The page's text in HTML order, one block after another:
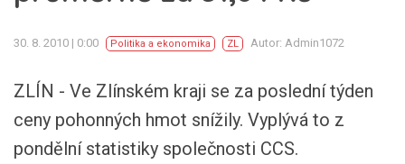
30. 8. 2010 | 0:00 Politika a ekonomika ZL Autor: Admin1072
ZLÍN - Ve Zlínském kraji se za poslední týden
ceny pohonných hmot snížily. Vyplývá to z
pondělní statistiky společnosti CCS.